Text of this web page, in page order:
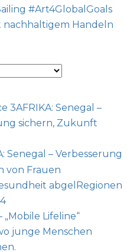
#Art4GlobalGoals
Handeln
AFRIKA: Senegal –
sichern, Zukunft
Senegal – Verbesserung
von Frauen
„Mobile Lifeline“